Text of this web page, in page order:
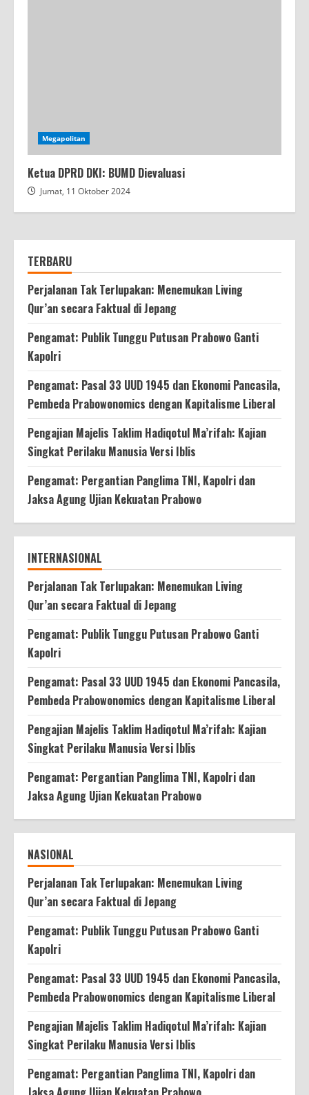
Megapolitan
Ketua DPRD DKI: BUMD Dievaluasi
Jumat, 11 Oktober 2024
TERBARU
Perjalanan Tak Terlupakan: Menemukan Living
Qur’an secara Faktual di Jepang
Pengamat: Publik Tunggu Putusan Prabowo Ganti
Kapolri
Pengamat: Pasal 33 UUD 1945 dan Ekonomi Pancasila,
Pembeda Prabowonomics dengan Kapitalisme Liberal
Pengajian Majelis Taklim Hadiqotul Ma’rifah: Kajian
Singkat Perilaku Manusia Versi Iblis
Pengamat: Pergantian Panglima TNI, Kapolri dan
Jaksa Agung Ujian Kekuatan Prabowo
INTERNASIONAL
Perjalanan Tak Terlupakan: Menemukan Living
Qur’an secara Faktual di Jepang
Pengamat: Publik Tunggu Putusan Prabowo Ganti
Kapolri
Pengamat: Pasal 33 UUD 1945 dan Ekonomi Pancasila,
Pembeda Prabowonomics dengan Kapitalisme Liberal
Pengajian Majelis Taklim Hadiqotul Ma’rifah: Kajian
Singkat Perilaku Manusia Versi Iblis
Pengamat: Pergantian Panglima TNI, Kapolri dan
Jaksa Agung Ujian Kekuatan Prabowo
NASIONAL
Perjalanan Tak Terlupakan: Menemukan Living
Qur’an secara Faktual di Jepang
Pengamat: Publik Tunggu Putusan Prabowo Ganti
Kapolri
Pengamat: Pasal 33 UUD 1945 dan Ekonomi Pancasila,
Pembeda Prabowonomics dengan Kapitalisme Liberal
Pengajian Majelis Taklim Hadiqotul Ma’rifah: Kajian
Singkat Perilaku Manusia Versi Iblis
Pengamat: Pergantian Panglima TNI, Kapolri dan